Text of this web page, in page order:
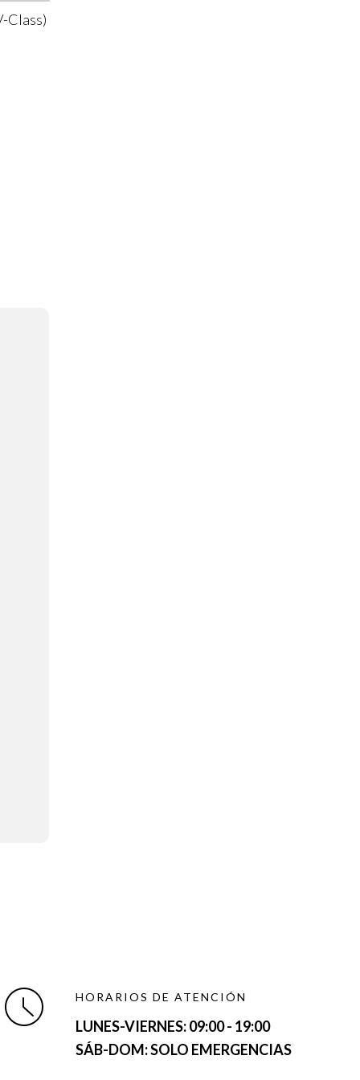
Class)
HORARIOS DE ATENCIÓN
LUNES-VIERNES:09:00 - 19:00
SÁB-DOM: SOLO EMERGENCIAS